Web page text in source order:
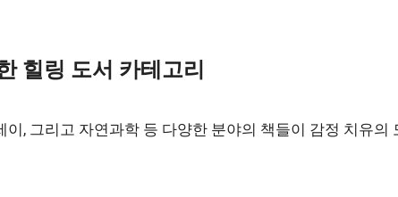
힐링 도서 카테고리
이, 그리고 자연과학 등 다양한 분야의 책들이 감정 치유의